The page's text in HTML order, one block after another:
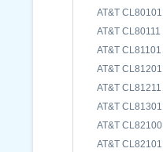
AT&T CL80101
AT&T CL80111
AT&T CL81101
AT&T CL81201
AT&T CL81211
AT&T CL81301
AT&T CL82100
AT&T CL82101